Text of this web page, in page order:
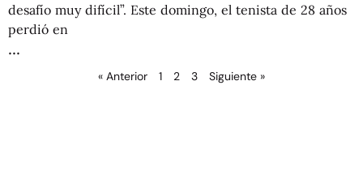
desafío muy difícil”. Este domingo, el tenista de 28 años
perdió en
« Anterior 1 2 3 Siguiente »